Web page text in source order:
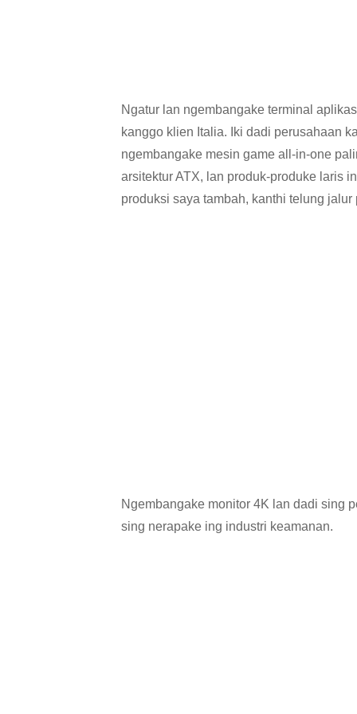
Ngatur lan ngembangake terminal
kanggo klien Italia. Iki dadi perusahaan
ngembangake mesin game all-in-one
arsitektur ATX, lan produk-produke laris
produksi saya tambah, kanthi telung jalur
Ngembangake monitor 4K lan dadi sing
sing nerapake ing industri keamanan.